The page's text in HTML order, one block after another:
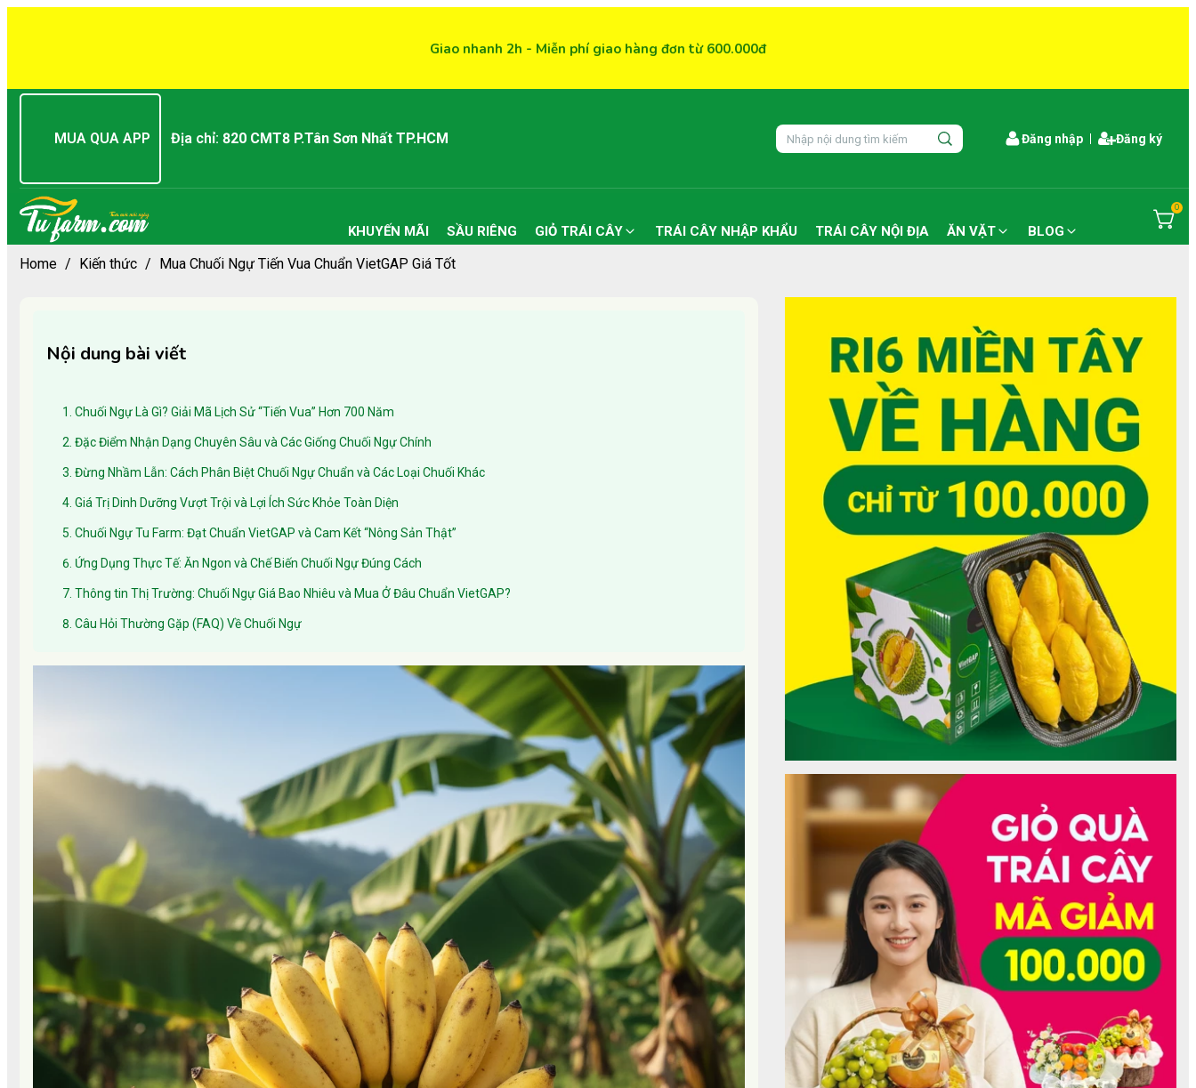
Giao nhanh 2h - Miễn phí giao hàng đơn từ 600.000đ
MUA QUA APP Địa chỉ: 820 CMT8 P.Tân Sơn Nhất TP.HCM Đăng nhập Đăng ký
KHUYẾN MÃI SẦU RIÊNG GIỎ TRÁI CÂY TRÁI CÂY NHẬP KHẨU TRÁI CÂY NỘI ĐỊA ĂN VẶT BLOG
0
Home / Kiến thức / Mua Chuối Ngự Tiến Vua Chuẩn VietGAP Giá Tốt
Nội dung bài viết
1. Chuối Ngự Là Gì? Giải Mã Lịch Sử “Tiến Vua” Hơn 700 Năm
2. Đặc Điểm Nhận Dạng Chuyên Sâu và Các Giống Chuối Ngự Chính
3. Đừng Nhầm Lẫn: Cách Phân Biệt Chuối Ngự Chuẩn và Các Loại Chuối Khác
4. Giá Trị Dinh Dưỡng Vượt Trội và Lợi Ích Sức Khỏe Toàn Diện
5. Chuối Ngự Tu Farm: Đạt Chuẩn VietGAP và Cam Kết “Nông Sản Thật”
6. Ứng Dụng Thực Tế: Ăn Ngon và Chế Biến Chuối Ngự Đúng Cách
7. Thông tin Thị Trường: Chuối Ngự Giá Bao Nhiêu và Mua Ở Đâu Chuẩn VietGAP?
8. Câu Hỏi Thường Gặp (FAQ) Về Chuối Ngự